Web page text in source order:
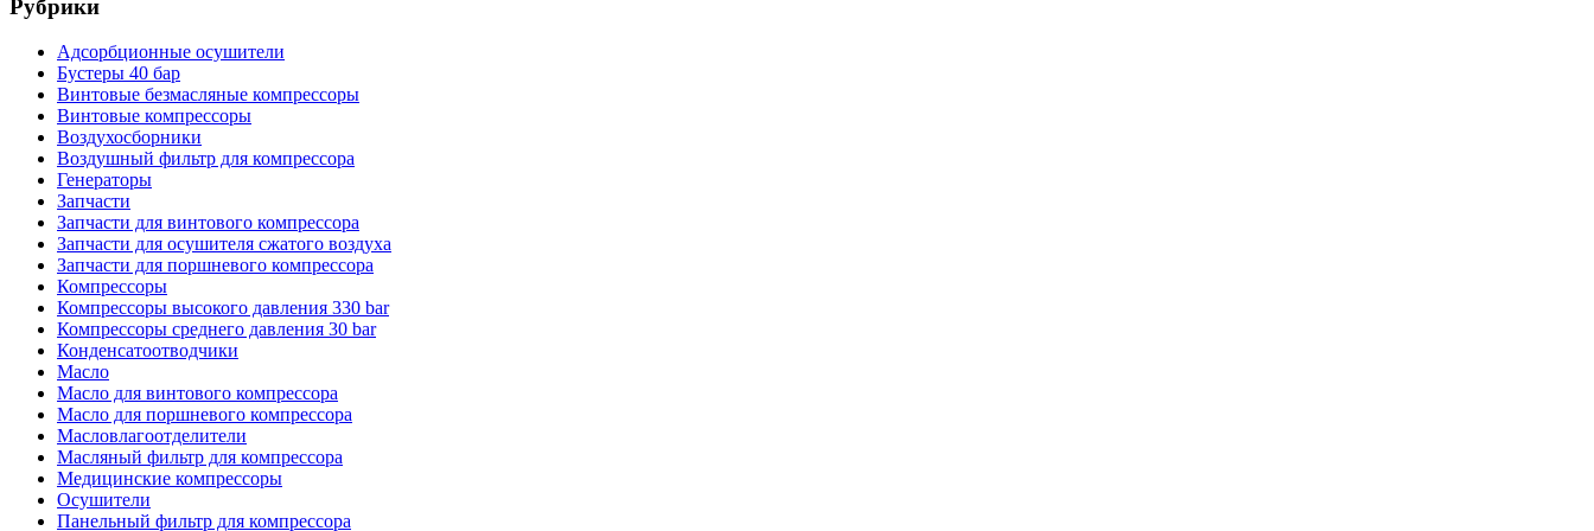
Рубрики
Адсорбционные осушители
Бустеры 40 бар
Винтовые безмасляные компрессоры
Винтовые компрессоры
Воздухосборники
Воздушный фильтр для компрессора
Генераторы
Запчасти
Запчасти для винтового компрессора
Запчасти для осушителя сжатого воздуха
Запчасти для поршневого компрессора
Компрессоры
Компрессоры высокого давления 330 bar
Компрессоры среднего давления 30 bar
Конденсатоотводчики
Масло
Масло для винтового компрессора
Масло для поршневого компрессора
Масловлагоотделители
Масляный фильтр для компрессора
Медицинские компрессоры
Осушители
Панельный фильтр для компрессора